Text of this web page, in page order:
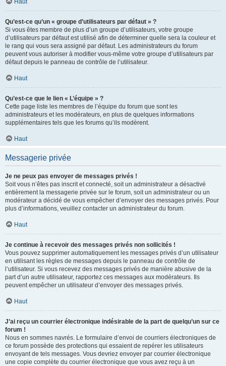
Haut
Qu’est-ce qu’un « groupe d’utilisateurs par défaut » ?
Si vous êtes membre de plus d’un groupe d’utilisateurs, votre groupe
d’utilisateurs par défaut est utilisé afin de déterminer quelle sera la couleur et
le rang qui vous sera assigné par défaut. Les administrateurs du forum
peuvent vous autoriser à modifier vous-même votre groupe d’utilisateurs par
défaut depuis le panneau de contrôle de l’utilisateur.
Haut
Qu’est-ce que le lien « L’équipe » ?
Cette page liste les membres de l’équipe du forum que sont les
administrateurs et les modérateurs, en plus de quelques informations
supplémentaires tels que les forums qu’ils modèrent.
Haut
Messagerie privée
Je ne peux pas envoyer de messages privés !
Soit vous n’êtes pas inscrit et connecté, soit un administrateur a désactivé
entièrement la messagerie privée sur le forum, soit un administrateur ou un
modérateur a décidé de vous empêcher d’envoyer des messages privés. Pour
plus d’informations, veuillez contacter un administrateur du forum.
Haut
Je continue à recevoir des messages privés non sollicités !
Vous pouvez supprimer automatiquement les messages privés d’un utilisateur
en utilisant les règles de messages depuis le panneau de contrôle de
l’utilisateur. Si vous recevez des messages privés de manière abusive de la
part d’un autre utilisateur, rapportez ces messages aux modérateurs. Ils
peuvent empêcher un utilisateur d’envoyer des messages privés.
Haut
J’ai reçu un courrier électronique indésirable de la part de quelqu’un sur ce
forum !
Nous en sommes navrés. Le formulaire d’envoi de courriers électroniques de
ce forum possède des protections qui essaient de repérer les utilisateurs
envoyant de tels messages. Vous devriez envoyer par courrier électronique
une copie complète du courrier électronique que vous avez reçu à un